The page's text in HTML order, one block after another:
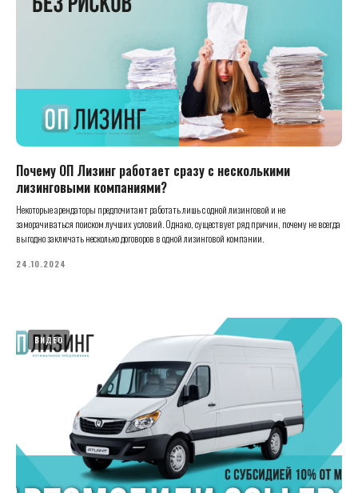
Почему ОП Лизинг работает сразу с несколькими
лизинговыми компаниями?
Некоторые арендаторы предпочитают работать лишь с одной лизинговой и не
заморачиваться поиском лучших условий. Однако, существует ряд причин, почему не всегда
выгодно заключать несколько договоров в одной лизинговой компании.
24.10.2024
ВИДЕО